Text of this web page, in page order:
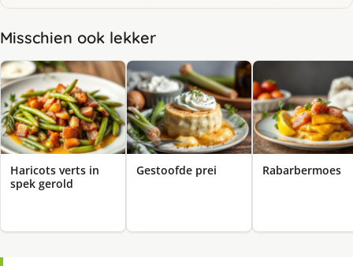
Misschien ook lekker
Haricots verts in
spek gerold
Gestoofde prei Rabarbermoes